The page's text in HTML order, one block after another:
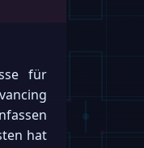
für
hat